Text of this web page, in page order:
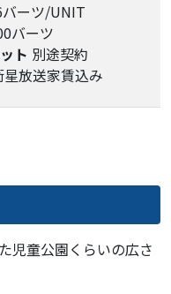
バーツ/UNIT
バーツ
ト 別途契約
放送家賃込み
児童公園くらいの広さ